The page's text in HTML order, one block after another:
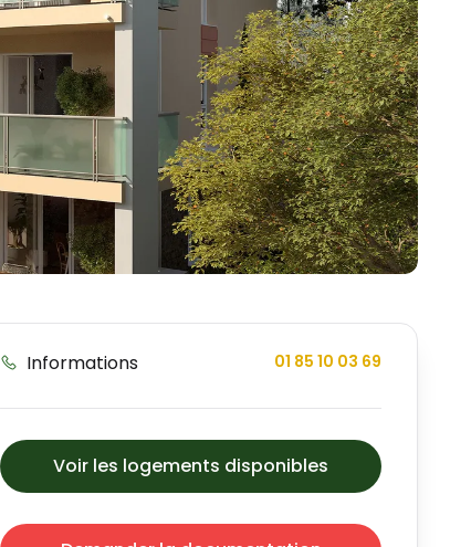
Informations 01 85 10 03 69
Voir les logements disponibles